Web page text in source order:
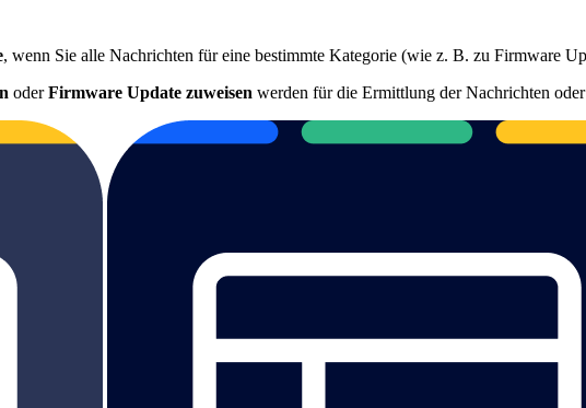
, wenn Sie alle Nachrichten für eine bestimmte Kategorie (wie z. B. zu Firmware
oderFirmware Update zuweisen werden für die Ermittlung der Nachrichten